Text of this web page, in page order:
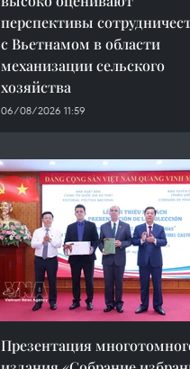
перспективы
с Вьетнамом в области
механизации сельского
хозяйства
06/08/2026 11:59
Презентация